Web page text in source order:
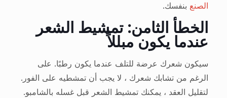
الصنع بنفسك.
الخطأ الثامن: تمشيط الشعر
عندما يكون مبللاً
سيكون شعرك عرضة للتلف عندما يكون رطبًا. على
الرغم من تشابك شعرك ، لا يجب أن تمشطيه على الفور.
لتقليل العقد ، يمكنك تمشيط الشعر قبل غسله بالشامبو.